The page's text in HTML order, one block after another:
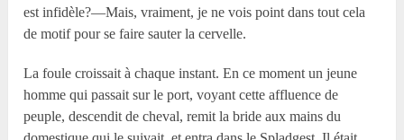
est infidèle?—Mais, vraiment, je ne vois point dans tout cela
de motif pour se faire sauter la cervelle.
La foule croissait à chaque instant. En ce moment un jeune
homme qui passait sur le port, voyant cette affluence de
peuple, descendit de cheval, remit la bride aux mains du